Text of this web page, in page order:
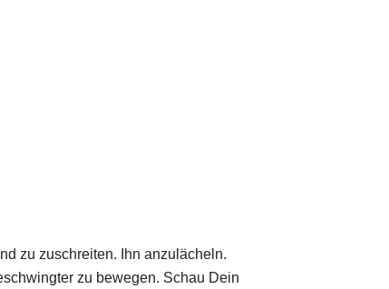
zu zuschreiten. Ihn anzulächeln.
zu bewegen. Schau Dein